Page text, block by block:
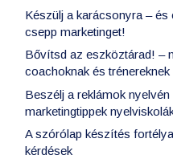
Készülj a karácsonyra –
csepp marketinget!
Bővítsd az eszköztárad! –
coachoknak és trénereknek
Beszélj a reklámok nyelvén
marketingtippek
A szórólap készítés
kérdések